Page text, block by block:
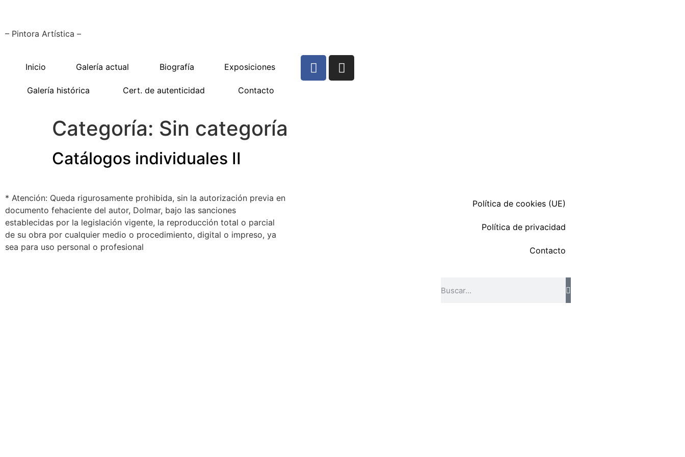
– Pintora Artística –
Inicio Galería actual Biografía Exposiciones
Galería histórica Cert. de autenticidad Contacto
Categoría: Sin categoría
Catálogos individuales II
* Atención: Queda rigurosamente prohibida, sin la autorización previa en
documento fehaciente del autor, Dolmar, bajo las sanciones
establecidas por la legislación vigente, la reproducción total o parcial
de su obra por cualquier medio o procedimiento, digital o impreso, ya
sea para uso personal o profesional
Política de cookies (UE)
Política de privacidad
Contacto